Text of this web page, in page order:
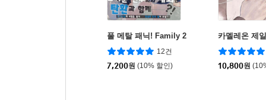
풀 메탈 패닉! Family 2
12건
7,200원 (10% 할인)
카멜레온 제
10,800원